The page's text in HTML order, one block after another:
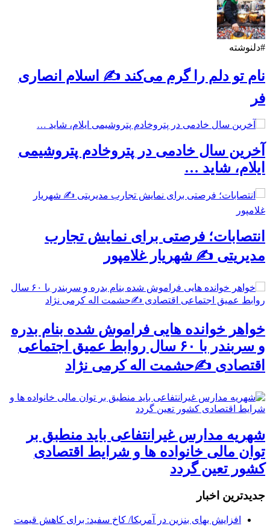
#دلنوشته
نام تو دلم را گرم می‌کند ✍️ اسلام انصاری
فر
آخرین سال خادمی در پتروخادم پتروشیمی
ایلام، شاید …
انتصابات؛ فرصتی برای نمایش تجارب
مدیریتی ✍ شهریار غلامپور
خواهر خوانده هایی فراموش شده بنام بدره
و سربندر با ۶۰ سال روابط عمیق اجتماعی
اقتصادی ✍حشمت اله کرمی نژاد
شهریه مدارس غیرانتفاعی باید منطبق بر
توان مالی خانواده ها و شرایط اقتصادی
کشور تعین گردد
جديدترين اخبار
افزایش بهای بنزین در آمریکا/ کاخ سفید: برای کاهش قیمت